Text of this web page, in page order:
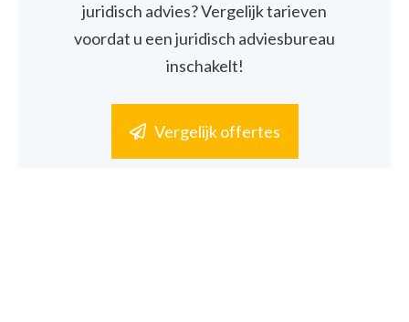
juridisch advies? Vergelijk tarieven
voordat u een juridisch adviesbureau
inschakelt!
Vergelijk offertes